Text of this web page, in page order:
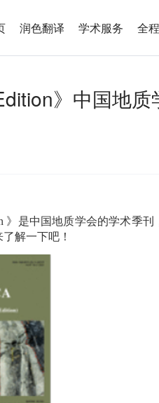
润色翻译 学术服务 全
》中国地
》是中国地质学会的学术季刊
解一下吧！